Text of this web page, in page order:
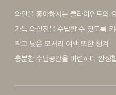
와인을 좋아하시는 클라이언트의
가득 와인잔을 수납할 수 있도록
작고 낮은 모서리 여백 또한 챙겨
충분한 수납공간을 마련하며 완성